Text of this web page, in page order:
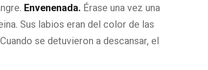
Envenenada. Érase una vez una
Sus labios eran del color de las
se detuvieron a descansar, el